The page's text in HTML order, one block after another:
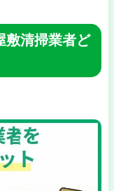
敷清掃業者ど